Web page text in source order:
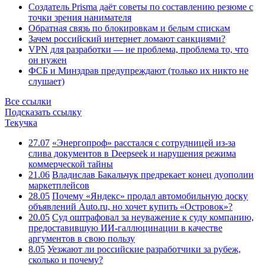
Создатель Prisma даёт советы по составлению резюме с
точки зрения нанимателя
Обратная связь по блокировкам и белым спискам
Зачем российский интернет ломают санкциями?
VPN для разработки — не проблема, проблема то, что
он нужен
ФСБ и Минздрав предупреждают (только их никто не
слушает)
Все ссылки
Подсказать ссылку
Текучка
27.07 «Энергопроф» расстался с сотрудницей из-за
слива документов в Deepseek и нарушения режима
коммерческой тайны
21.06 Владислав Бакальчук предрекает конец дуополии
маркетплейсов
28.05 Почему «Яндекс» продал автомобильную доску
объявлений Auto.ru, но хочет купить «Островок»?
20.05 Суд оштрафовал за неуважение к суду компанию,
предоставившую ИИ-галлюцинации в качестве
аргументов в свою пользу
8.05 Уезжают ли российские разработчики за рубеж,
сколько и почему?